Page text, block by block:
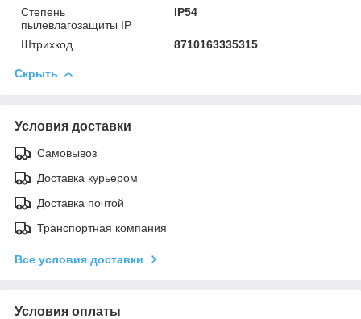
Степень
пылевлагозащиты IP
IP54
Штрихкод 8710163335315
Скрыть
Условия доставки
Самовывоз
Доставка курьером
Доставка почтой
Транспортная компания
Все условия доставки
Условия оплаты